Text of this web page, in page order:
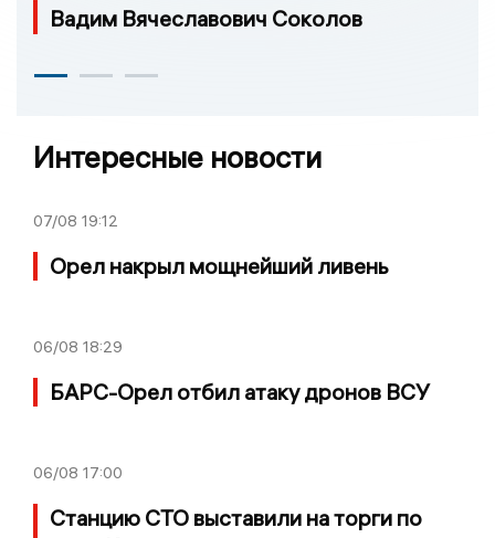
Вадим Вячеславович Соколов
Интересные новости
07/08 19:12
Орел накрыл мощнейший ливень
06/08 18:29
БАРС-Орел отбил атаку дронов ВСУ
06/08 17:00
Станцию СТО выставили на торги по